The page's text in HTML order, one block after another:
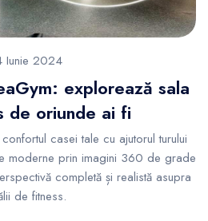
Iunie 2024
explorează sala
de oriunde ai fi
casei tale cu ajutorul turului
moderne prin imagini 360 de grade
completă și realistă asupra
de fitness.